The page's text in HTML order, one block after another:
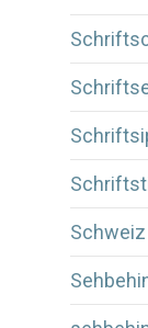
Schweiz